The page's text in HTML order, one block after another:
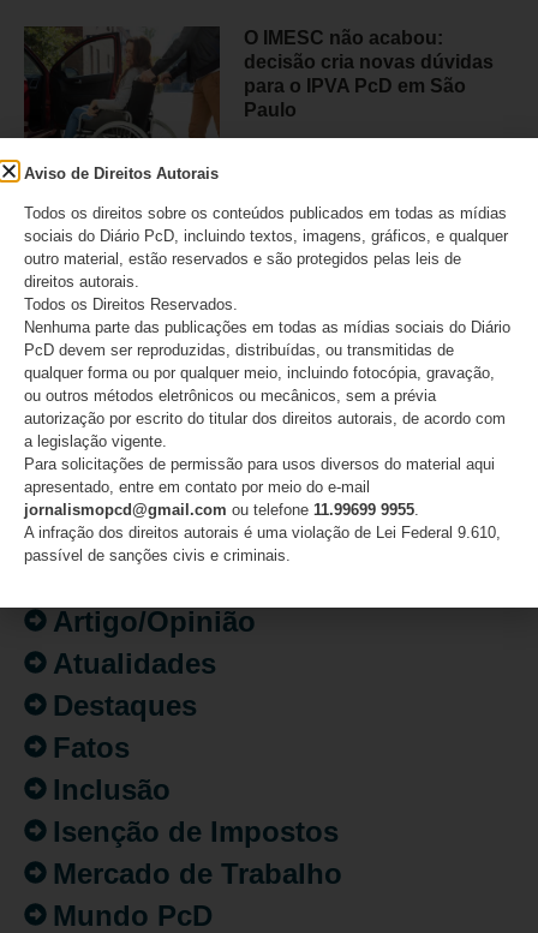
O IMESC não acabou:
decisão cria novas dúvidas
para o IPVA PcD em São
Paulo
Lei Maria da Penha completa
mulheres com deficiência
07/08/2026
CATEGORIAS
Artigo/Opinião
Atualidades
Destaques
Fatos
Inclusão
Isenção de Impostos
Mercado de Trabalho
Mundo PcD
Aviso de Direitos Autorais
Todos os direitos sobre os conteúdos publicados em todas as mídias
sociais do Diário PcD, incluindo textos, imagens, gráficos, e qualquer
outro material, estão reservados e são protegidos pelas leis de
direitos autorais.
Todos os Direitos Reservados.
Nenhuma parte das publicações em todas as mídias sociais do Diário
PcD devem ser reproduzidas, distribuídas, ou transmitidas de
qualquer forma ou por qualquer meio, incluindo fotocópia, gravação,
ou outros métodos eletrônicos ou mecânicos, sem a prévia
autorização por escrito do titular dos direitos autorais, de acordo com
a legislação vigente.
Para solicitações de permissão para usos diversos do material aqui
apresentado, entre em contato por meio do e-mail
jornalismopcd@gmail.com ou telefone 11.99699 9955.
A infração dos direitos autorais é uma violação de Lei Federal 9.610,
passível de sanções civis e criminais.